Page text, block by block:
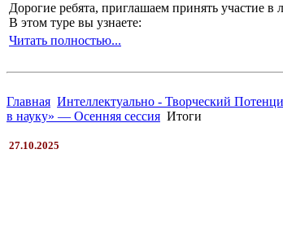
Дорогие ребята, приглашаем принять участие в
В этом туре вы узнаете:
Читать полностью...
Главная Интеллектуально - Творческий
в науку» — Осенняя сессия Итоги
27.10.2025